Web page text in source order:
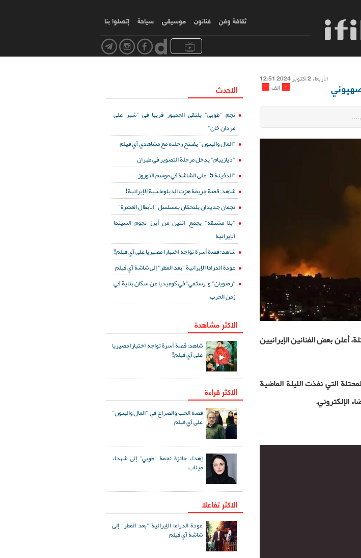
ثقافة وفن فنانون موسیقی سياحة إتصلوا بنا
الأربعاء 2 اکتوبر 2024 12:51
- الف +
....
أعلن بعض الفنانين الإيرانيين
التي نفذت الليلة الماضية
الاحدث
نجم "طوبى" يلتقي الجمهور قريبا في "شير علي
مردان خان"
"المال والبنون" يفتتح رحلته مع مشاهدي آي فيلم
"ديازيبام" يدخل مرحلة التصوير في طهران
"الدفينة 5" على الشاشة في موسم النوروز
شاهد: قصة جريمة هزت الدبلوماسية الإيرانية!
نجمان جديدان يلتحقان بمسلسل "الأبطال العشرة"
"بلا مشنقة" يجمع اثنين من أبرز نجوم السينما
الإيرانية
شاهد: قصة أسرة تواجه اختبارا مصيريا على آي فيلم!
عودة الدراما الإيرانية "بعد المطر" إلى شاشة آي فيلم
"رضويان" و"رستمي" في كوميديا عن سكان بناية في
زمن الحرب
الاكثر مشاهدة
شاهد: قصة أسرة تواجه اختبارا مصيريا
على آي فيلم!
الاكثر قراءة
قصة الحب والصراع في "المال والبنون"
على آي فيلم
إهداء جائزة نجمة "طوبي" إلى شهداء
ميناب
الاکثر تفاعلا
عودة الدراما الإيرانية "بعد المطر" إلى
شاشة آي فيلم